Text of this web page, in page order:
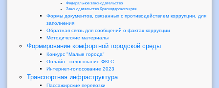
Федеральное законодательство
Законодательство Краснодарского края
Формы документов, связанных с противодействием коррупции, для
заполнения
Обратная связь для сообщений о фактах коррупции
Методические материалы
Формирование комфортной городской среды
Конкурс "Малые города"
Онлайн - голосование ФКГС
Интернет-голосование 2023
Транспортная инфраструктура
Пассажирские перевозки